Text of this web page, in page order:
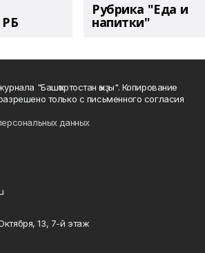
Рубрика "Еда и
напитки"
"Башҡортостан ҡыҙы". Копирование
только с письменного согласия
данных
13, 7-й этаж